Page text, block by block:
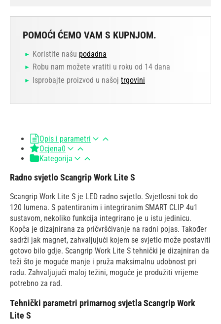
POMOĆI ĆEMO VAM S KUPNJOM.
Koristite našu podadna
Robu nam možete vratiti u roku od 14 dana
Isprobajte proizvod u našoj trgovini
Opis i parametri
Ocjena0
Kategorija
Radno svjetlo Scangrip Work Lite S
Scangrip Work Lite S je LED radno svjetlo. Svjetlosni tok do
120 lumena. S patentiranim i integriranim SMART CLIP 4u1
sustavom, nekoliko funkcija integrirano je u istu jedinicu.
Kopča je dizajnirana za pričvršćivanje na radni pojas. Također
sadrži jak magnet, zahvaljujući kojem se svjetlo može postaviti
gotovo bilo gdje. Scangrip Work Lite S tehnički je dizajniran da
teži što je moguće manje i pruža maksimalnu udobnost pri
radu. Zahvaljujući maloj težini, moguće je produžiti vrijeme
potrebno za rad.
Tehnički parametri primarnog svjetla Scangrip Work
Lite S